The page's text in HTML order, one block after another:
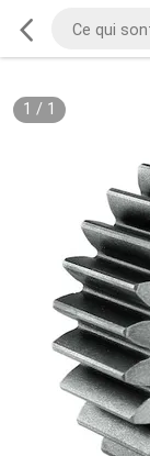
1 / 1